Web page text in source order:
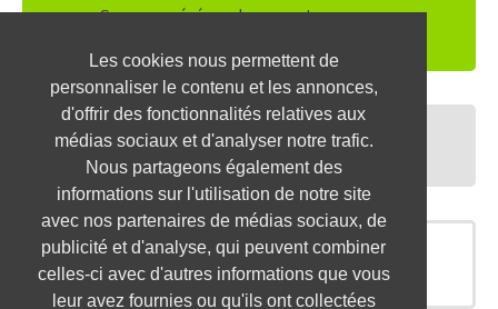
Les cookies nous permettent de
personnaliser le contenu et les annonces,
d'offrir des fonctionnalités relatives aux
médias sociaux et d'analyser notre trafic.
Nous partageons également des
informations sur l'utilisation de notre site
avec nos partenaires de médias sociaux, de
publicité et d'analyse, qui peuvent combiner
celles-ci avec d'autres informations que vous
leur avez fournies ou qu'ils ont collectées
Soyez repéré par les recruteurs,
DEPOSEZ VOTRE CV
Préparez vos entretiens,
TESTEZ-VOUS
OFFRES SIMILAIRES